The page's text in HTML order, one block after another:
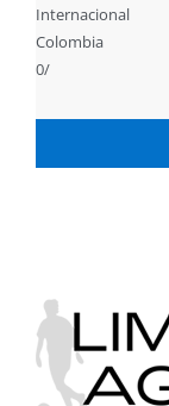
Internacional
Colombia
0/